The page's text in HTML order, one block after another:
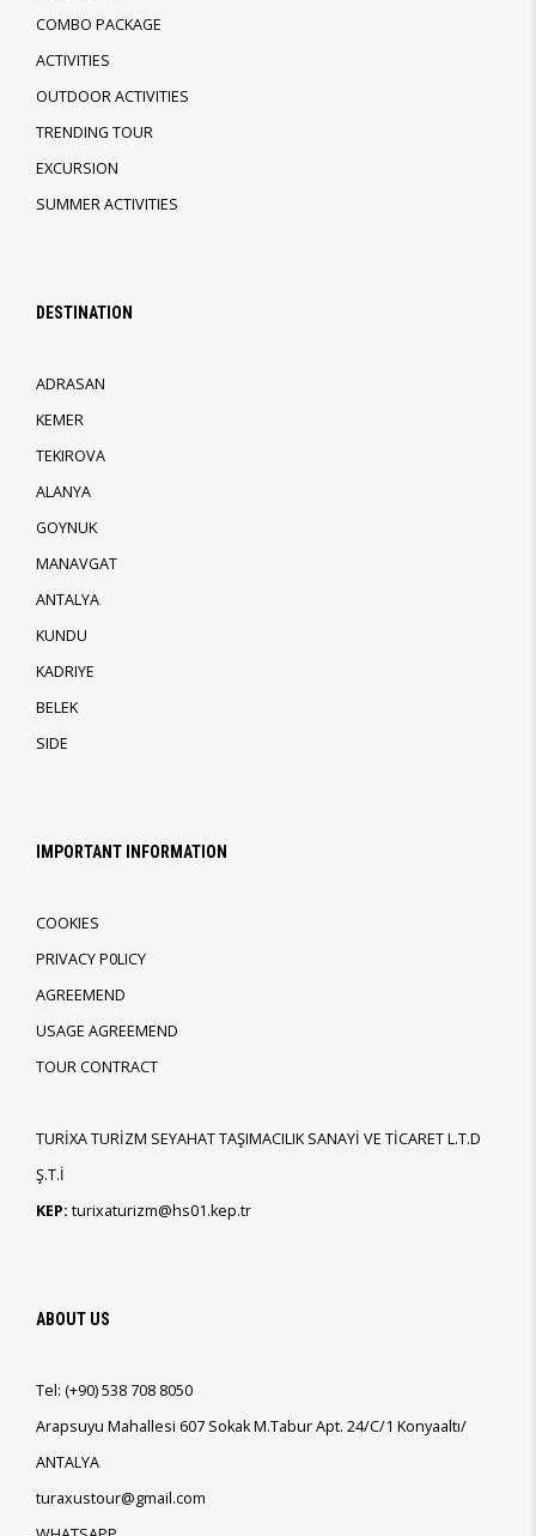
COMBO PACKAGE
ACTIVITIES
OUTDOOR ACTIVITIES
TRENDING TOUR
EXCURSION
SUMMER ACTIVITIES
DESTINATION
ADRASAN
KEMER
TEKIROVA
ALANYA
GOYNUK
MANAVGAT
ANTALYA
KUNDU
KADRIYE
BELEK
SIDE
IMPORTANT INFORMATION
COOKIES
PRIVACY P0LICY
AGREEMEND
USAGE AGREEMEND
TOUR CONTRACT
TURİXA TURİZM SEYAHAT TAŞIMACILIK SANAYİ VE TİCARET L.T.D
Ş.T.İ
KEP: turixaturizm@hs01.kep.tr
ABOUT US
Tel: (+90)538 708 8050
Arapsuyu Mahallesi 607 Sokak M.Tabur Apt. 24/C/1 Konyaaltı/
ANTALYA
turaxustour@gmail.com